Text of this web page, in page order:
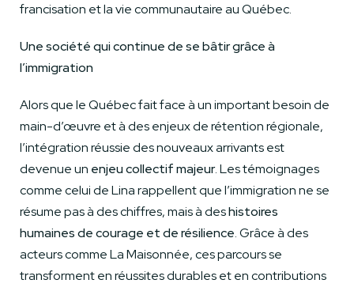
francisation et la vie communautaire au Québec.
Une société qui continue de se bâtir grâce à
l’immigration
Alors que le Québec fait face à un important besoin de
main-d’œuvre et à des enjeux de rétention régionale,
l’intégration réussie des nouveaux arrivants est
devenue un enjeu collectif majeur. Les témoignages
comme celui de Lina rappellent que l’immigration ne se
résume pas à des chiffres, mais à deshistoires
humaines de courage et de résilience. Grâce à des
acteurs comme La Maisonnée, ces parcours se
transforment en réussites durables et en contributions